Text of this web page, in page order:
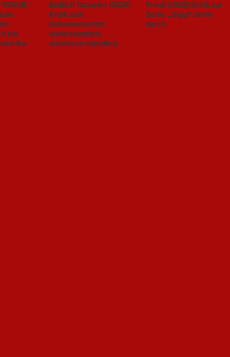
STAUB
ein
Endlich Tacheles (2020)
Kritik zum
Dokumentarfilm:
unverständlich,
unmissverständlich.
Freud (2020) Kritik zur
Serie: „Siggi“ dreht
durch